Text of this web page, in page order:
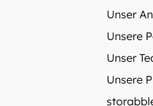
Unser
Unsere
Unser
Unsere